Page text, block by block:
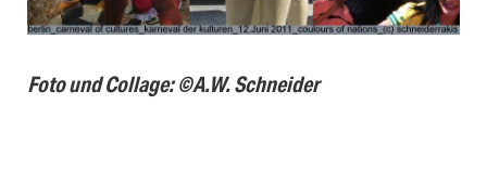
Foto und Collage: ©A.W. Schneider